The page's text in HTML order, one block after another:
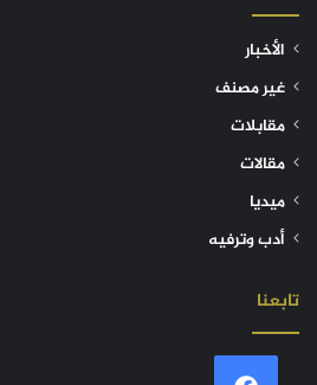
الأخبار
غير مصنف
مقابلات
مقالات
ميديا
أدب وترفيه
تابعنا